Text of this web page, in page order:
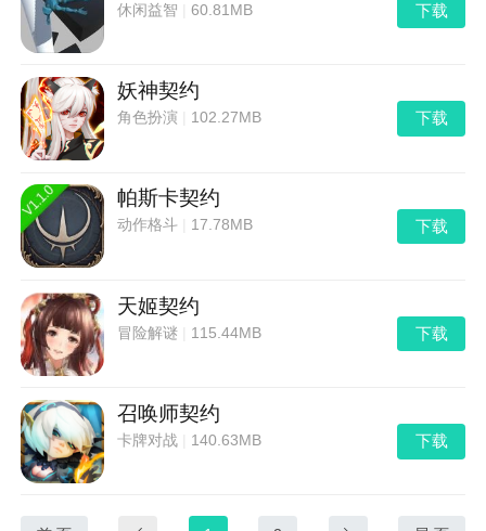
休闲益智 |60.81MB 下载
妖神契约
角色扮演 102.27MB 下载
帕斯卡契约
动作格斗 17.78MB 下载
天姬契约
冒险解谜 115.44MB 下载
召唤师契约
卡牌对战 140.63MB 下载